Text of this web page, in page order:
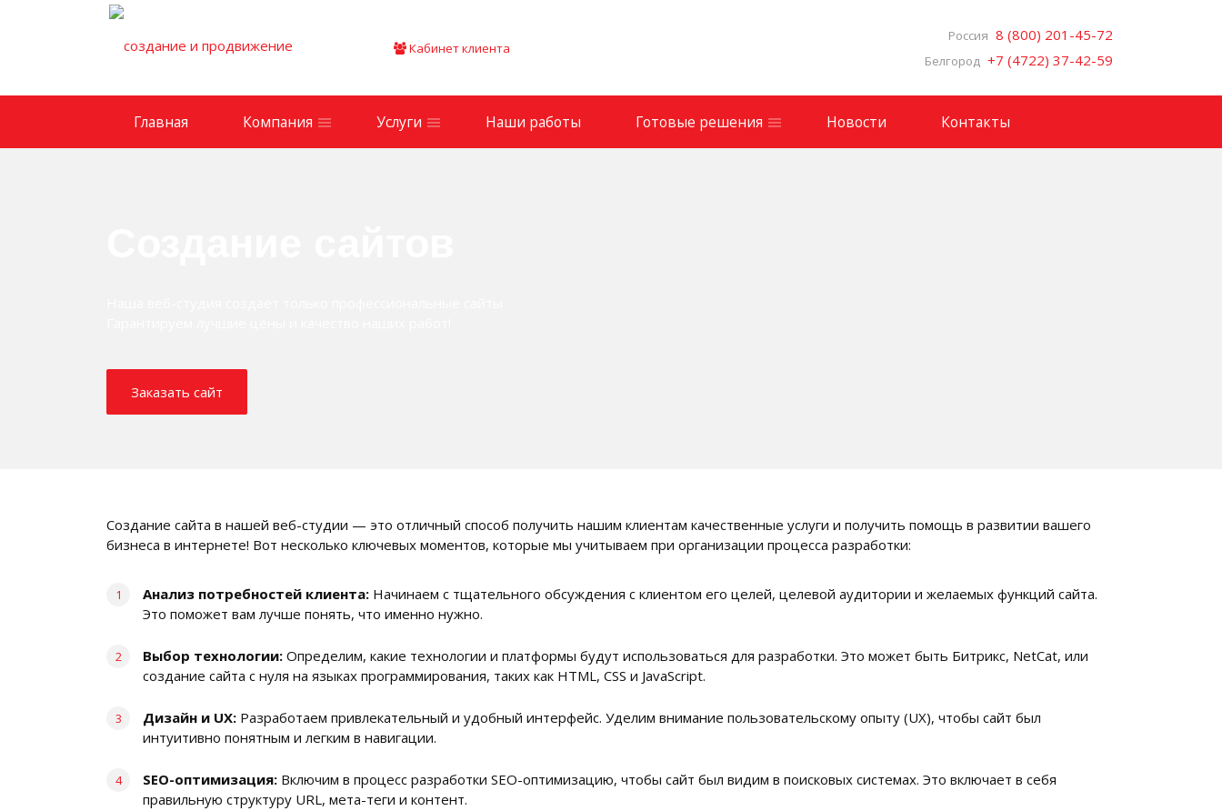
Кабинет клиента
Россия 8 (800) 201-45-72
Белгород +7 (4722) 37-42-59
Главная Компания Услуги Наши работы Готовые решения Новости Контакты
Заказать сайт
Создание сайта в нашей веб-студии — это отличный способ получить нашим клиентам качественные услуги и получить помощь в развитии вашего
бизнеса в интернете! Вот несколько ключевых моментов, которые мы учитываем при организации процесса разработки:
Анализ потребностей клиента: Начинаем с тщательного обсуждения с клиентом его целей, целевой аудитории и желаемых функций сайта.
Это поможет вам лучше понять, что именно нужно.
Выбор технологии: Определим, какие технологии и платформы будут использоваться для разработки. Это может быть Битрикс, NetCat, или
создание сайта с нуля на языках программирования, таких как HTML, CSS и JavaScript.
Дизайн и UX: Разработаем привлекательный и удобный интерфейс. Уделим внимание пользовательскому опыту (UX), чтобы сайт был
интуитивно понятным и легким в навигации.
SEO-оптимизация: Включим в процесс разработки SEO-оптимизацию, чтобы сайт был видим в поисковых системах. Это включает в себя
правильную структуру URL, мета-теги и контент.